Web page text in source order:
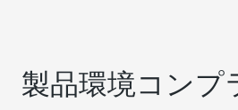
製品環境コンプ